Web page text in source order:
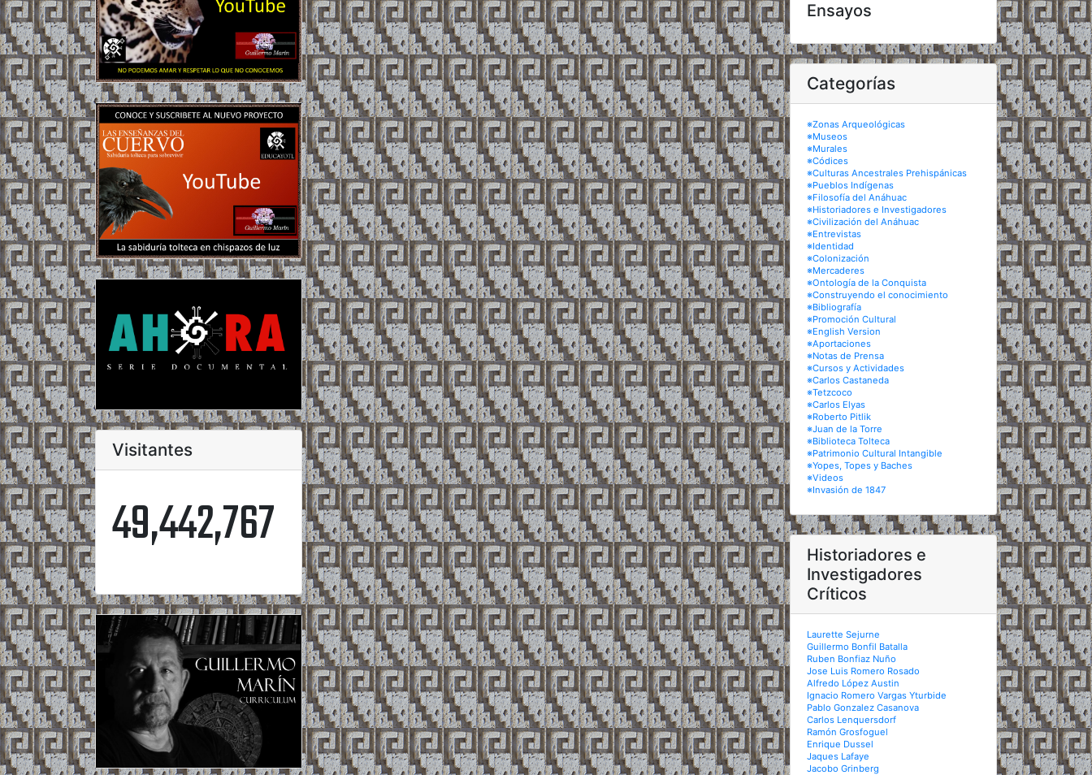
Visitantes
49,442,767
Ensayos
Categorías
※Zonas Arqueológicas
※Museos
※Murales
※Códices
※Culturas Ancestrales Prehispánicas
※Pueblos Indígenas
※Filosofía del Anáhuac
※Historiadores e Investigadores
※Civilización del Anáhuac
※Entrevistas
※Identidad
※Colonización
※Mercaderes
※Ontología de la Conquista
※Construyendo el conocimiento
※Bibliografía
※Promoción Cultural
※English Version
※Aportaciones
※Notas de Prensa
※Cursos y Actividades
※Carlos Castaneda
※Tetzcoco
※Carlos Elyas
※Roberto Pitlik
※Juan de la Torre
※Biblioteca Tolteca
※Patrimonio Cultural Intangible
※Yopes, Topes y Baches
※Videos
※Invasión de 1847
Historiadores e
Investigadores
Críticos
Laurette Sejurne
Guillermo Bonfil Batalla
Ruben Bonfiaz Nuño
Jose Luis Romero Rosado
Alfredo López Austin
Ignacio Romero Vargas Yturbide
Pablo Gonzalez Casanova
Carlos Lenquersdorf
Ramón Grosfoguel
Enrique Dussel
Jaques Lafaye
Jacobo Grinberg